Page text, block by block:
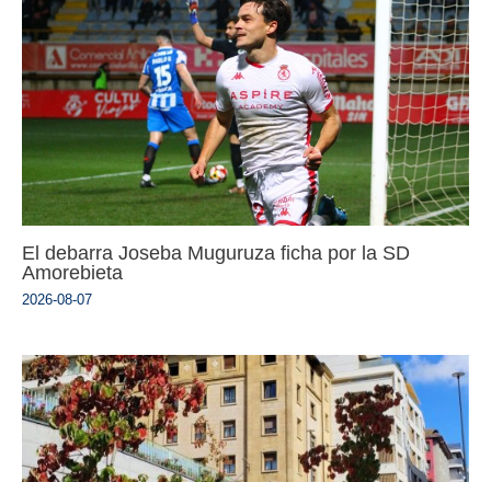
El debarra Joseba Muguruza ficha por la SD
Amorebieta
2026-08-07